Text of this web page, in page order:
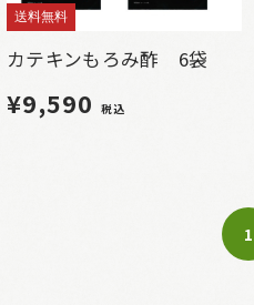
送料無料
カテキンもろみ酢 6袋
¥9,590 税込
1